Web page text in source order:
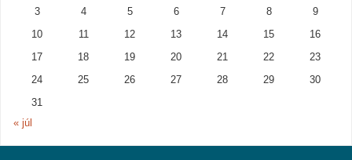
3 4 5 6 7 8 9
10 11 12 13 14 15 16
17 18 19 20 21 22 23
24 25 26 27 28 29 30
31
« júl